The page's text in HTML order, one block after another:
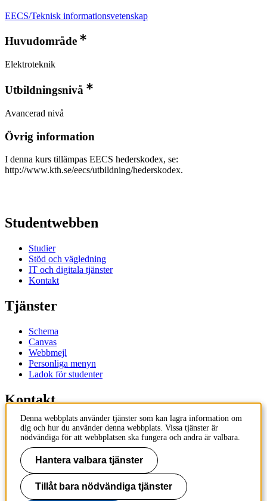
EECS/Teknisk informationsvetenskap
Huvudområde
Elektroteknik
Utbildningsnivå
Avancerad nivå
Övrig information
I denna kurs tillämpas EECS hederskodex, se:
http://www.kth.se/eecs/utbildning/hederskodex.
Studentwebben
Studier
Stöd och vägledning
IT och digitala tjänster
Kontakt
Tjänster
Schema
Canvas
Webbmejl
Personliga menyn
Ladok för studenter
Kontakt
Kontakta utbildningsprogram
Kontakta kurs
IT-support
KTH Entré
KTH
100 44 Stockholm
Denna webbplats använder tjänster som kan lagra information om
dig och hur du använder denna webbplats. Vissa tjänster är
nödvändiga för att webbplatsen ska fungera och andra är valbara.
Hantera valbara tjänster
Tillåt bara nödvändiga tjänster